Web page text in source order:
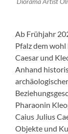
Diorama Artist
Ab Frühjahr
Pfalz dem
Caesar und
Anhand
Pharaonin
Caius Julius
Objekte und